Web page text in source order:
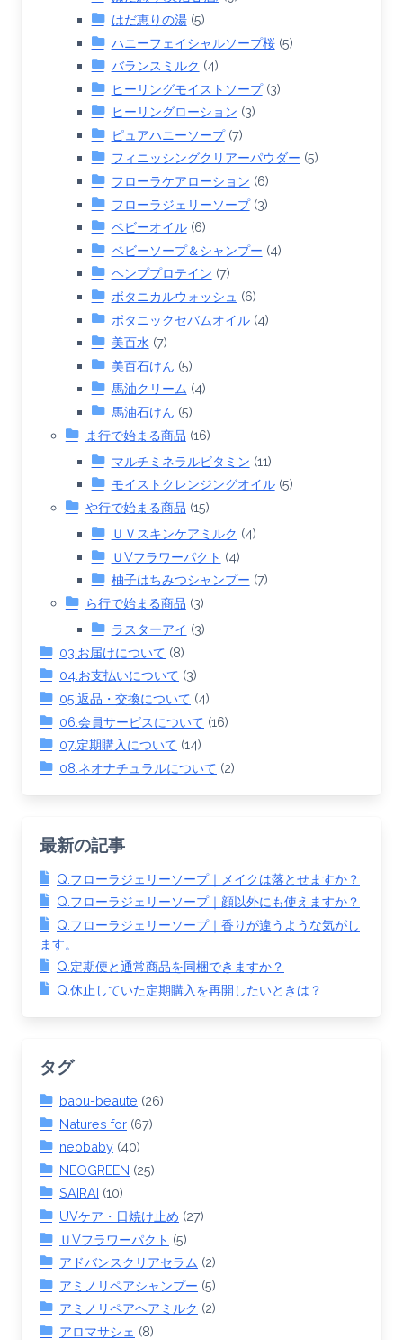
はだ恵りの湯(5)
ハニーフェイシャルソープ桜(5)
バランスミルク (4)
ヒーリングモイストソープ(3)
ヒーリングローション (3)
ピュアハニーソープ(7)
フィニッシングクリアーパウダー (5)
フローラケアローション (6)
フローラジェリーソープ(3)
ベビーオイル(6)
ベビーソープ＆シャンプー (4)
ヘンププロテイン (7)
ボタニカルウォッシュ (6)
ボタニックセバムオイル(4)
美百水 (7)
美百石けん (5)
馬油クリーム (4)
馬油石けん (5)
ま行で始まる商品 (16)
マルチミネラルビタミン (11)
モイストクレンジングオイル(5)
や行で始まる商品 (15)
ＵＶスキンケアミルク (4)
ＵVフラワーパクト (4)
柚子はちみつシャンプー (7)
ら行で始まる商品 (3)
ラスターアイ (3)
03.お届けについて (8)
04.お支払いについて (3)
05.返品・交換について (4)
06.会員サービスについて (16)
07.定期購入について (14)
08.ネオナチュラルについて (2)
最新の記事
Q.フローラジェリーソープ｜メイクは落とせますか？
Q.フローラジェリーソープ｜顔以外にも使えますか？
Q.フローラジェリーソープ｜香りが違うような気がし
ます。
Q.定期便と通常商品を同梱できますか？
Q.休止していた定期購入を再開したいときは？
タグ
babu-beaute (26)
Natures for (67)
neobaby (40)
NEOGREEN (25)
SAIRAI (10)
UVケア・日焼け止め (27)
ＵVフラワーパクト (5)
アドバンスクリアセラム (2)
アミノリペアシャンプー (5)
アミノリペアヘアミルク (2)
アロマサシェ (8)